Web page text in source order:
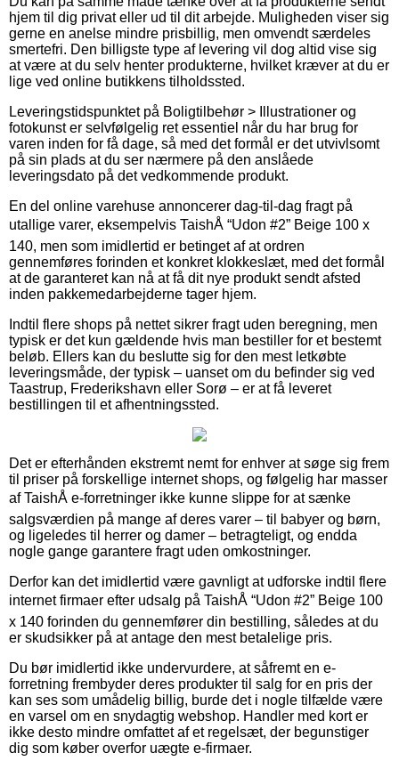
hjem til dig privat eller ud til dit arbejde. Muligheden viser sig
gerne en anelse mindre prisbillig, men omvendt særdeles
smertefri. Den billigste type af levering vil dog altid vise sig
at være at du selv henter produkterne, hvilket kræver at du er
lige ved online butikkens tilholdssted.
Leveringstidspunktet på Boligtilbehør > Illustrationer og
fotokunst er selvfølgelig ret essentiel når du har brug for
varen inden for få dage, så med det formål er det utvivlsomt
på sin plads at du ser nærmere på den anslåede
leveringsdato på det vedkommende produkt.
En del online varehuse annoncerer dag-til-dag fragt på
utallige varer, eksempelvis TaishÅ “Udon #2” Beige 100 x
140, men som imidlertid er betinget af at ordren
gennemføres forinden et konkret klokkeslæt, med det formål
at de garanteret kan nå at få dit nye produkt sendt afsted
inden pakkemedarbejderne tager hjem.
Indtil flere shops på nettet sikrer fragt uden beregning, men
typisk er det kun gældende hvis man bestiller for et bestemt
beløb. Ellers kan du beslutte sig for den mest letkøbte
leveringsmåde, der typisk – uanset om du befinder sig ved
Taastrup, Frederikshavn eller Sorø – er at få leveret
bestillingen til et afhentningssted.
Det er efterhånden ekstremt nemt for enhver at søge sig frem
til priser på forskellige internet shops, og følgelig har masser
af TaishÅ e-forretninger ikke kunne slippe for at sænke
salgsværdien på mange af deres varer – til babyer og børn,
og ligeledes til herrer og damer – betragteligt, og endda
nogle gange garantere fragt uden omkostninger.
Derfor kan det imidlertid være gavnligt at udforske indtil flere
internet firmaer efter udsalg på TaishÅ “Udon #2” Beige 100
x 140 forinden du gennemfører din bestilling, således at du
er skudsikker på at antage den mest betalelige pris.
Du bør imidlertid ikke undervurdere, at såfremt en e-
forretning frembyder deres produkter til salg for en pris der
kan ses som umådelig billig, burde det i nogle tilfælde være
en varsel om en snydagtig webshop. Handler med kort er
ikke desto mindre omfattet af et regelsæt, der begunstiger
dig som køber overfor uægte e-firmaer.